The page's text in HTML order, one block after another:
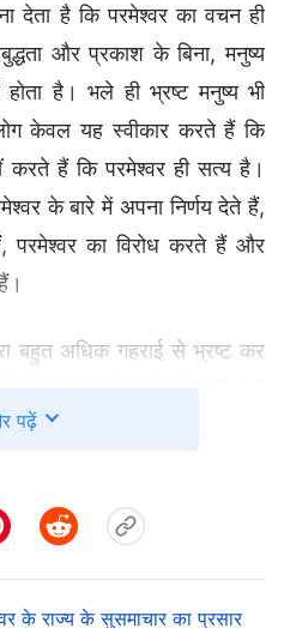
देता है कि परमेश्वर का वचन ही
और प्रकाश के बिना, मनुष्य
है। भले ही भ्रष्ट मनुष्य भी
केवल यह स्वीकार करते हैं कि
करते हैं कि परमेश्वर ही सत्य है।
के बारे में अपना निर्णय देते हैं,
का विरोध करते हैं और
बहुत अधिक गहराई से भ्रष्ट कर
या मनुष्य शरीर द्वारा मुक्ति
की कृपा का आनंद ले सकते हैं और
का वास्तव में अस्तित्व है। वे
सकते हैं। उनमें केवल धार्मिक
हैं, जिससे वे और अधिक अभिमानी
पढ़ें
के राज्य के सुसमाचार का प्रसार